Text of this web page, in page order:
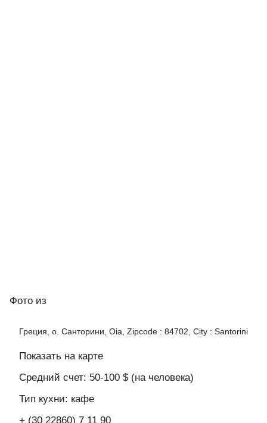
Фото из
Греция, о. Санторини, Oia, Zipcode : 84702, City : Santorini
Показать на карте
Средний счет: 50-100 $ (на человека)
Тип кухни: кафе
+ (30 22860) 7 11 90